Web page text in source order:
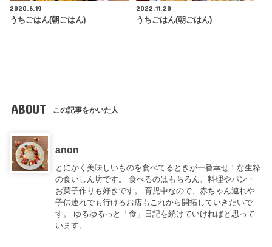
2020.6.19
うちごはん(朝ごはん)
2022.11.20
うちごはん(朝ごはん)
ABOUT この記事をかいた人
anon
とにかく美味しいものを食べてるときが一番幸せ！な生粋
の食いしん坊です。 食べるのはもちろん、料理やパン・
お菓子作りも好きです。 育児中なので、赤ちゃん連れや
子供連れでも行けるお店もこれから開拓していきたいで
す。 ゆるゆるっと「食」日記を続けていければと思って
います。